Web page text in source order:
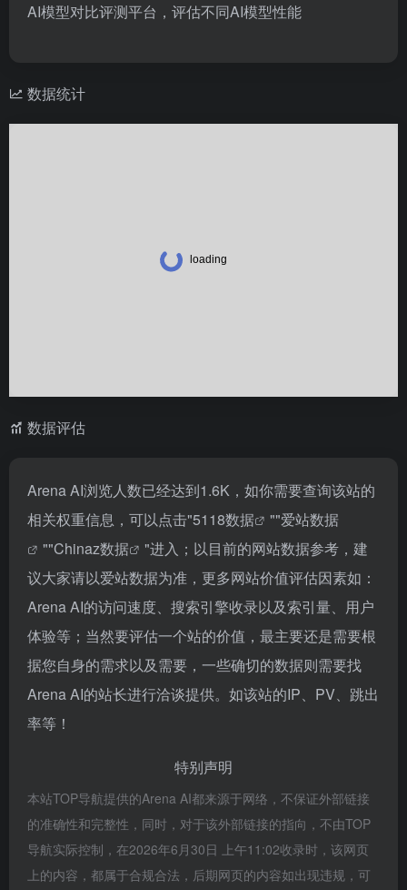
AI模型对比评测平台，评估不同AI模型性能
数据统计
数据评估
Arena AI浏览人数已经达到1.6K，如你需要查询该站的
相关权重信息，可以点击"5118数据 ""爱站数据
""Chinaz数据
"进入；以目前的网站数据参考，建
议大家请以爱站数据为准，更多网站价值评估因素如：
Arena AI的访问速度、搜索引擎收录以及索引量、用户
体验等；当然要评估一个站的价值，最主要还是需要根
据您自身的需求以及需要，一些确切的数据则需要找
Arena AI的站长进行洽谈提供。如该站的IP、PV、跳出
率等！
特别声明
本站TOP导航提供的Arena AI都来源于网络，不保证外部链接
的准确性和完整性，同时，对于该外部链接的指向，不由TOP
导航实际控制，在2026年6月30日 上午11:02收录时，该网页
上的内容，都属于合规合法，后期网页的内容如出现违规，可